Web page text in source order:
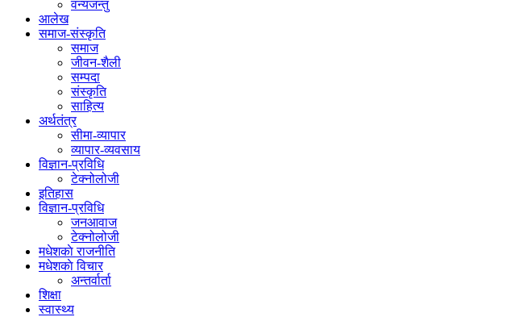
वन्यजन्तु
आलेख
समाज-संस्कृति
समाज
जीवन-शैली
सम्पदा
संस्कृति
साहित्य
अर्थतंत्र
सीमा-व्यापार
व्यापार-व्यवसाय
विज्ञान-प्रविधि
टेक्नोलोजी
इतिहास
विज्ञान-प्रविधि
जनआवाज
टेक्नोलोजी
मधेशकाे राजनीति
मधेशकाे विचार
अन्तर्वार्ता
शिक्षा
स्वास्थ्य